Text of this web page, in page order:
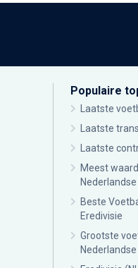
Populaire
Laatste
Laatste
Laatste
Meest
Beste
Eredivisie
Grootste